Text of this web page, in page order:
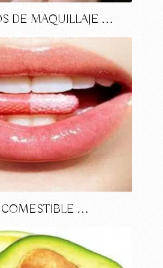
DE MAQUILLAJE …
…